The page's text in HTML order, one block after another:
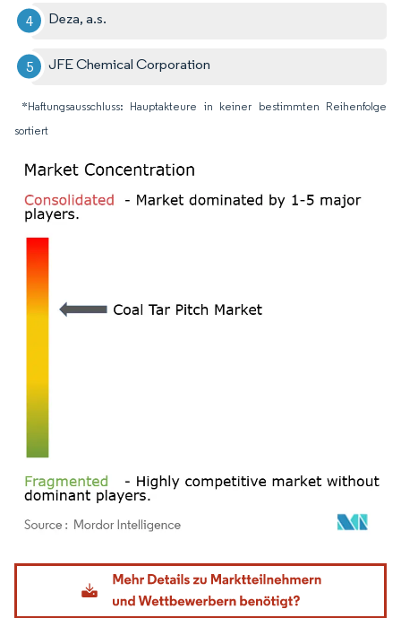
Deza, a.s.
JFE Chemical Corporation
*Haftungsausschluss: Hauptakteure in keiner bestimmten Reihenfolge
sortiert
Bild © Mordor Intelligence. Wiederverwendung erfordert Namensnennung gemäß